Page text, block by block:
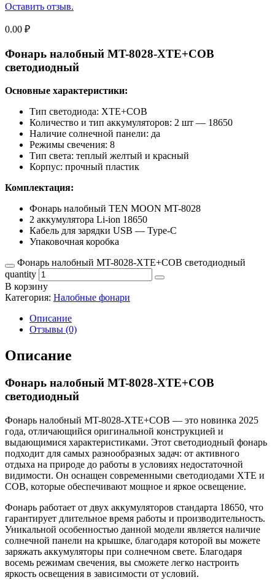
Оставить отзыв.
0.00 ₽
Фонарь налобный MT-8028-XTE+COB
светодиодный
Основные характеристики:
Тип светодиода: XTE+COB
Количество и тип аккумуляторов: 2 шт — 18650
Наличие солнечной панели: да
Режимы свечения: 8
Тип света: теплый желтый и красный
Корпус: прочный пластик
Комплектация:
Фонарь налобный TEN MOON MT-8028
2 аккумулятора Li-ion 18650
Кабель для зарядки USB — Type-C
Упаковочная коробка
Фонарь налобный MT-8028-XTE+COB светодиодный
quantity
В корзину
Категория: Налобные фонари
Описание
Отзывы (0)
Описание
Фонарь налобный MT-8028-XTE+COB
светодиодный
Фонарь налобный MT-8028-XTE+COB — это новинка 2025
года, отличающийся оригинальной конструкцией и
выдающимися характеристиками. Этот светодиодный фонарь
подходит для самых разнообразных задач: от активного
отдыха на природе до работы в условиях недостаточной
видимости. Он оснащен современными светодиодами XTE и
COB, которые обеспечивают мощное и яркое освещение.
Фонарь работает от двух аккумуляторов стандарта 18650, что
гарантирует длительное время работы и производительность.
Уникальной особенностью данной модели является наличие
солнечной панели на крышке, благодаря которой вы можете
заряжать аккумуляторы при солнечном свете. Благодаря
восемь режимам свечения, вы сможете легко настроить
яркость освещения в зависимости от условий.